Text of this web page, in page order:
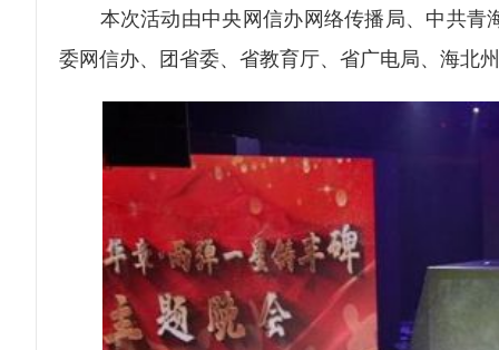
本次活动由中央网信办网络传播局、中共青
委网信办、团省委、省教育厅、省广电局、海北